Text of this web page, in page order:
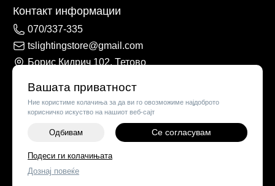
Вашата приватност
Ние користиме колачиња за да ви го овозможиме најдоброто
корисничко искуство на нашиот веб-сајт
Одбивам Се согласувам
Подеси ги колачињата
Дознај повеќе
+
Контакт информации
070/337-335
tslightingstore@gmail.com
Борис Кидрич 102, Тетово
©2026
Поставки за колачиња